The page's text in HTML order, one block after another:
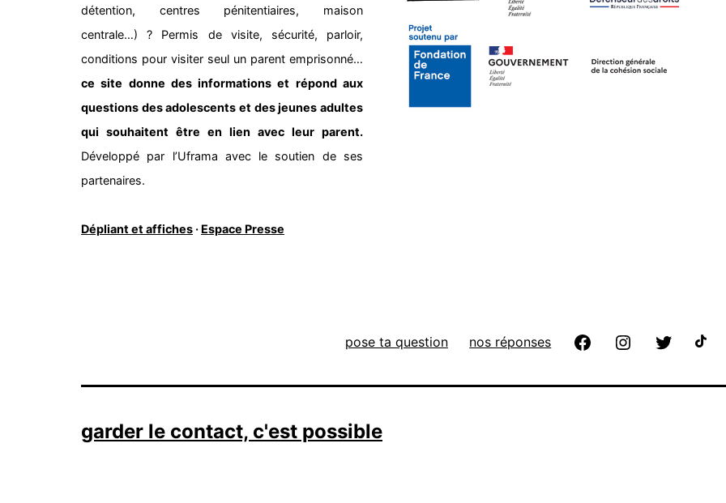
détention, centres pénitentiaires, maison
centrale…) ? Permis de visite, sécurité, parloir,
conditions pour visiter seul un parent emprisonné…
ce site donne des informations et répond aux
questions des adolescents et des jeunes adultes
qui souhaitent être en lien avec leur parent.
Développé par l’Uframa avec le soutien de ses
partenaires.
Dépliant et affiches · Espace Presse
pose ta question nos réponses
garder le contact, c'est possible